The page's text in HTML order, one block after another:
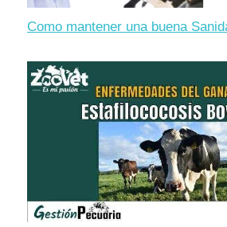
Como mantener una buena